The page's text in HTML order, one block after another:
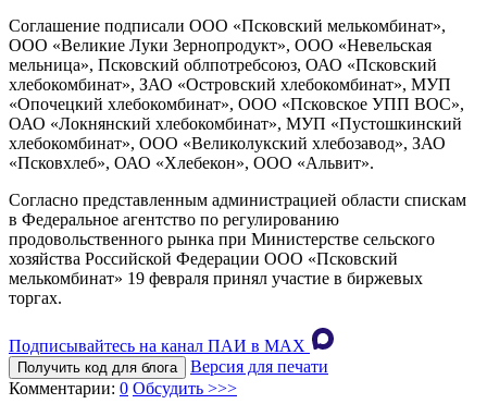
Соглашение подписали ООО «Псковский мелькомбинат»,
ООО «Великие Луки Зернопродукт», ООО «Невельская
мельница», Псковский облпотребсоюз, ОАО «Псковский
хлебокомбинат», ЗАО «Островский хлебокомбинат», МУП
«Опочецкий хлебокомбинат», ООО «Псковское УПП ВОС»,
ОАО «Локнянский хлебокомбинат», МУП «Пустошкинский
хлебокомбинат», ООО «Великолукский хлебозавод», ЗАО
«Псковхлеб», ОАО «Хлебекон», ООО «Альвит».
Согласно представленным администрацией области спискам
в Федеральное агентство по регулированию
продовольственного рынка при Министерстве сельского
хозяйства Российской Федерации ООО «Псковский
мелькомбинат» 19 февраля принял участие в биржевых
торгах.
Подписывайтесь на канал ПАИ в MAХ
Получить код для блога
Версия для печати
Комментарии: 0 Обсудить >>>